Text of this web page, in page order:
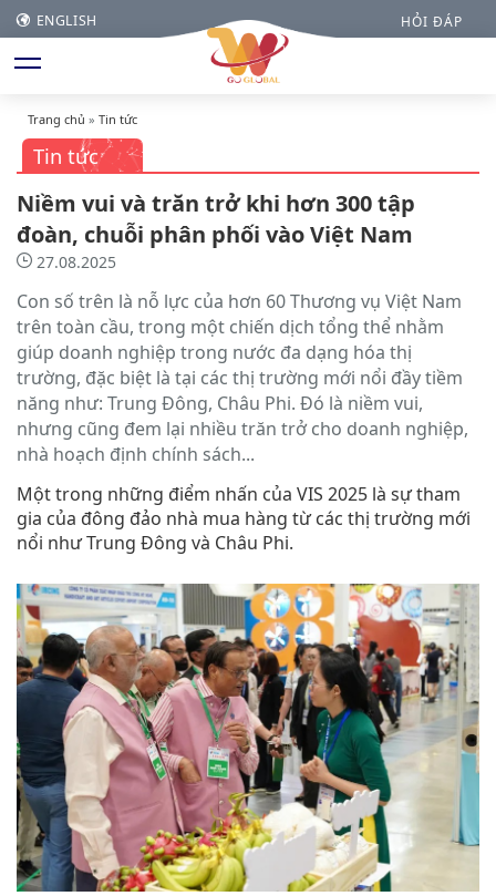
ENGLISH HỎI ĐÁP
Trang chủ » Tin tức
Tin tức
Niềm vui và trăn trở khi hơn 300 tập
đoàn, chuỗi phân phối vào Việt Nam
27.08.2025
Con số trên là nỗ lực của hơn 60 Thương vụ Việt Nam
trên toàn cầu, trong một chiến dịch tổng thể nhằm
giúp doanh nghiệp trong nước đa dạng hóa thị
trường, đặc biệt là tại các thị trường mới nổi đầy tiềm
năng như: Trung Đông, Châu Phi. Đó là niềm vui,
nhưng cũng đem lại nhiều trăn trở cho doanh nghiệp,
nhà hoạch định chính sách...
Một trong những điểm nhấn của VIS 2025 là sự tham
gia của đông đảo nhà mua hàng từ các thị trường mới
nổi như Trung Đông và Châu Phi.